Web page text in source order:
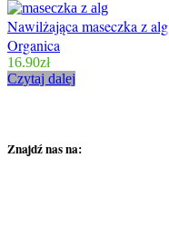
Nawilżająca maseczka z
Organica
16.90zł
Czytaj dalej
Znajdź nas na: